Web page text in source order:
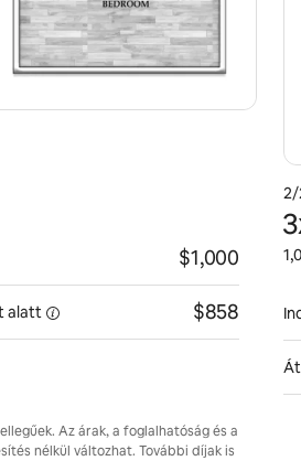
$1,000
alatt $858
2/
Az árak, a foglalhatóság és a
nélkül változhat. További díjak is